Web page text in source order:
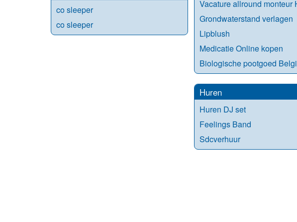
co sleeper
co sleeper
Vacature allround monteur
Grondwaterstand verlagen
Lipblush
Medicatie Online kopen
Biologische pootgoed
Huren
Huren DJ set
Feelings Band
Sdcverhuur